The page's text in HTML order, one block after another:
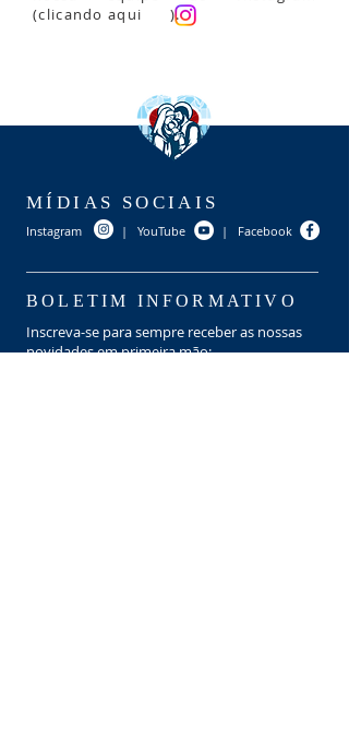
(clicando aqui ).
MÍDIAS SOCIAIS
Instagram | YouTube | Facebook
BOLETIM INFORMATIVO
Inscreva-se para sempre receber as nossas
novidades em primeira mão: